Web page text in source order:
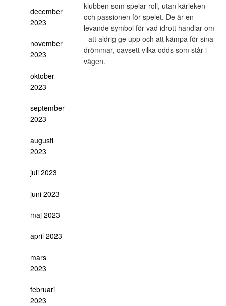
december
2023
november
2023
oktober
2023
september
2023
augusti
2023
juli 2023
juni 2023
maj 2023
april 2023
mars
2023
februari
2023
klubben som spelar roll, utan kärleken
och passionen för spelet. De är en
levande symbol för vad idrott handlar om
- att aldrig ge upp och att kämpa för sina
drömmar, oavsett vilka odds som står i
vägen.